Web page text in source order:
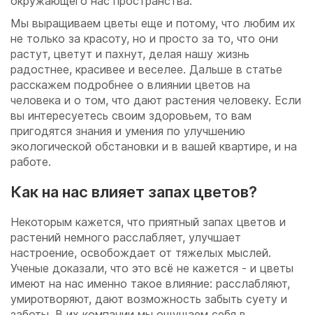
Мы выращиваем цветы еще и потому, что любим их
не только за красоту, но и просто за то, что они
растут, цветут и пахнут, делая нашу жизнь
радостнее, красивее и веселее. Дальше в статье
расскажем подробнее о влиянии цветов на
человека и о том, что дают растения человеку. Если
вы интересуетесь своим здоровьем, то вам
пригодятся знания и умения по улучшению
экологической обстановки и в вашей квартире, и на
работе.
Как на нас влияет запах цветов?
Некоторым кажется, что приятный запах цветов и
растений немного расслабляет, улучшает
настроение, освобождает от тяжелых мыслей.
Ученые доказали, что это всё не кажется - и цветы
имеют на нас именно такое влияние: расслабляют,
умиротворяют, дают возможность забыть суету и